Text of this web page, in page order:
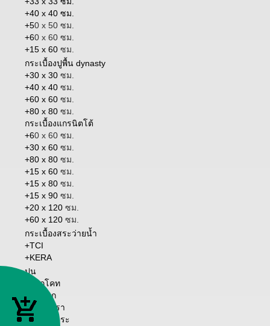
+40 x 40 ซม.
+50 x 50 ซม.
+60 x 60 ซม.
+15 x 60 ซม.
กระเบื้องปูพื้น dynasty
+30 x 30 ซม.
+40 x 40 ซม.
+60 x 60 ซม.
+80 x 80 ซม.
กระเบื้องแกรนิตโต้
+60 x 60 ซม.
+30 x 60 ซม.
+80 x 80 ซม.
+15 x 60 ซม.
+15 x 80 ซม.
+15 x 90 ซม.
+20 x 120 ซม.
+60 x 120 ซม.
กระเบื้องสระว่ายน้ำ
+TCI
+KERA
ปูน
+ควิกโคท
หน้าแรก
เกี่ยวกับเรา
วิธีการชำระ